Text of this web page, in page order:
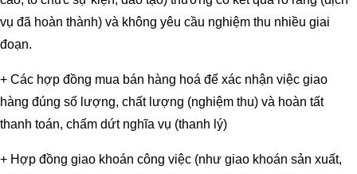
vụ đã hoàn thành) và không yêu cầu nghiệm thu nhiều giai
đoạn.
+ Các hợp đồng mua bán hàng hoá để xác nhận việc giao
hàng đúng số lượng, chất lượng (nghiệm thu) và hoàn tất
thanh toán, chấm dứt nghĩa vụ (thanh lý)
+ Hợp đồng giao khoán công việc (như giao khoán sản xuất,